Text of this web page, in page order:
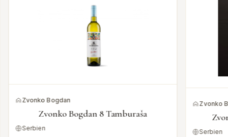
Zvonko Bogdan
Zvonko Bogdan 8 Tamburaša
Serbien
Zvonko
Serbien